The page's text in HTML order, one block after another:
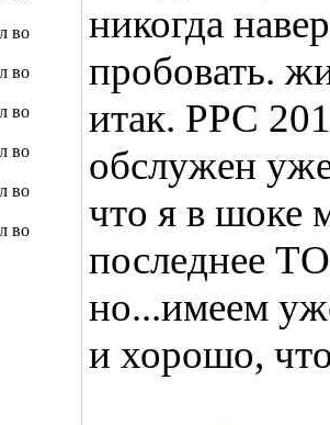
никогда
пробовать.
итак. РРС
обслужен
что я в шоке
последнее
но...имеем
и хорошо,